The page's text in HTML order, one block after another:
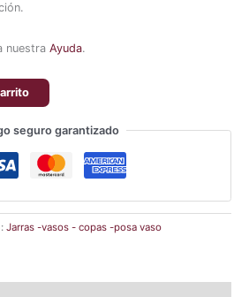
nuestra Ayuda.
seguro garantizado
Jarras -vasos - copas -posa vaso